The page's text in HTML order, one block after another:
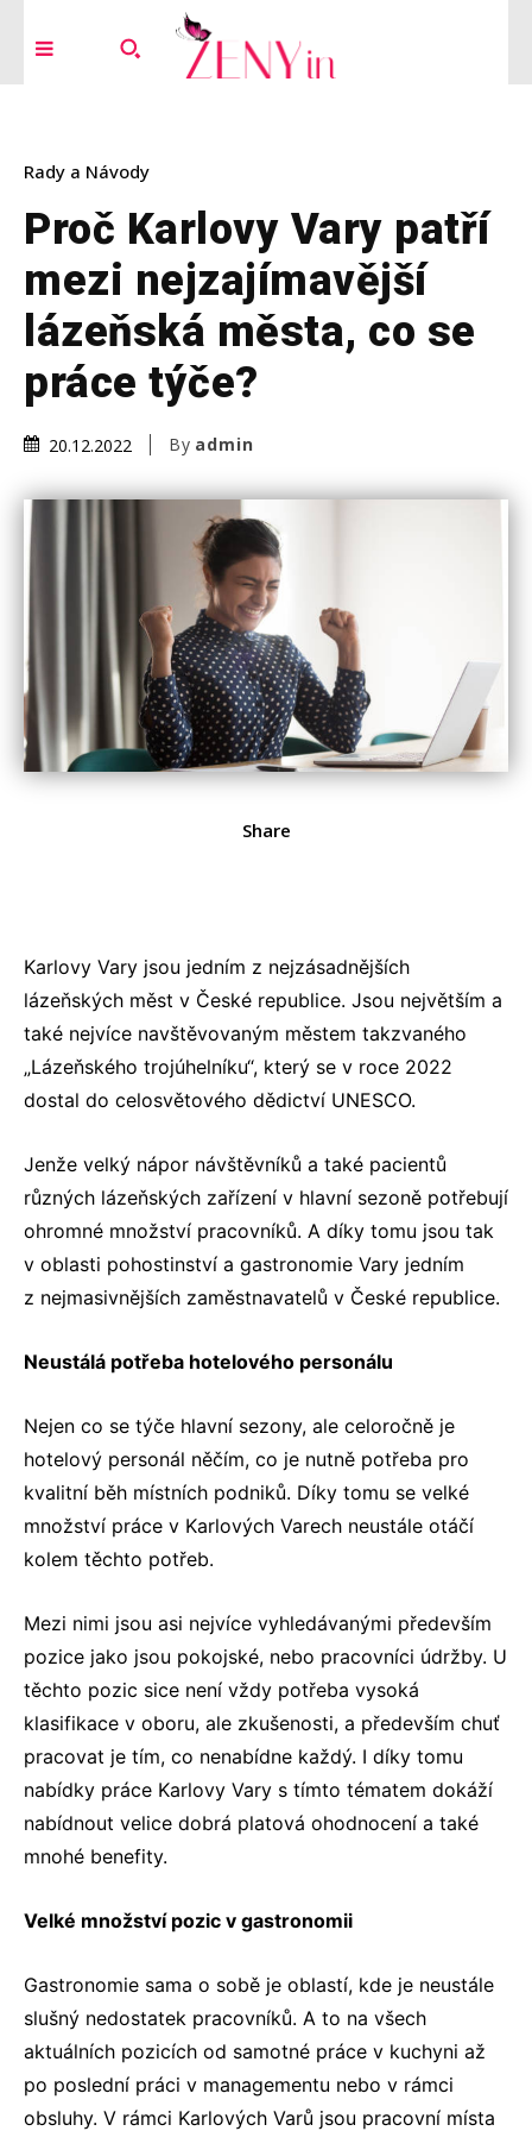
Rady a Návody
Proč Karlovy Vary patří
mezi nejzajímavější
lázeňská města, co se
práce týče?
20.12.2022 By admin
Share
Karlovy Vary jsou jedním z nejzásadnějších
lázeňských měst v České republice. Jsou největším a
také nejvíce navštěvovaným městem takzvaného
„Lázeňského trojúhelníku“, který se v roce 2022
dostal do celosvětového dědictví UNESCO.
Jenže velký nápor návštěvníků a také pacientů
různých lázeňských zařízení v hlavní sezoně potřebují
ohromné množství pracovníků. A díky tomu jsou tak
v oblasti pohostinství a gastronomie Vary jedním
z nejmasivnějších zaměstnavatelů v České republice.
Neustálá potřeba hotelového personálu
Nejen co se týče hlavní sezony, ale celoročně je
hotelový personál něčím, co je nutně potřeba pro
kvalitní běh místních podniků. Díky tomu se velké
množství práce v Karlových Varech neustále otáčí
kolem těchto potřeb.
Mezi nimi jsou asi nejvíce vyhledávanými především
pozice jako jsou pokojské, nebo pracovníci údržby. U
těchto pozic sice není vždy potřeba vysoká
klasifikace v oboru, ale zkušenosti, a především chuť
pracovat je tím, co nenabídne každý. I díky tomu
nabídky práce Karlovy Vary s tímto tématem dokáží
nabídnout velice dobrá platová ohodnocení a také
mnohé benefity.
Velké množství pozic v gastronomii
Gastronomie sama o sobě je oblastí, kde je neustále
slušný nedostatek pracovníků. A to na všech
aktuálních pozicích od samotné práce v kuchyni až
po poslední práci v managementu nebo v rámci
obsluhy. V rámci Karlových Varů jsou pracovní místa